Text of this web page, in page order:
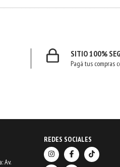
SITIO 100%
Pagá tus compras
Av.
REDES SOCIALES